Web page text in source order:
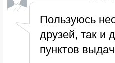
Пользуюсь
друзей, так и
пунктов